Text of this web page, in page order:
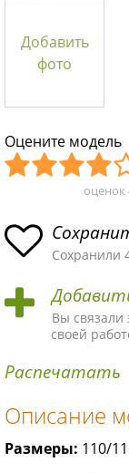
Добавить
фото
Оцените модель
асн
ая
ма
пло
хая
ма
ыч
ная
ма
Хор
ая
ма
ая
оценок
Сохранили
Вы связали
своей
Распечатать
Описание
Размеры: 110/